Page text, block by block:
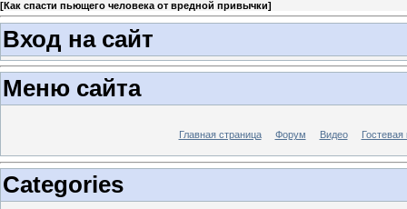
[Как спасти пьющего человека от вредной привычки]
Вход на сайт
Меню сайта
Главная страница Форум Видео Гостевая
Categories